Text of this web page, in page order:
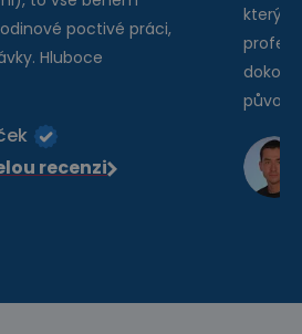
poctivé práci,
Hluboce
recenzi